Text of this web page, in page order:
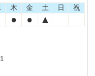
木 金 土 日 祝
● ● ▲